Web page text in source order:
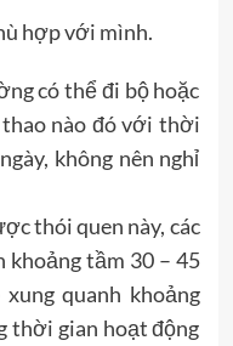
hợp với mình.
có thể đi bộ hoặc
nào đó với thời
không nên nghỉ
thói quen này, các
khoảng tầm 30 – 45
quanh khoảng
thời gian hoạt động